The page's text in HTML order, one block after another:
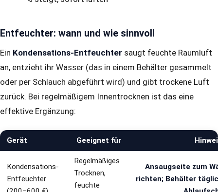
Entfeuchter: wann und wie sinnvoll
Ein Kondensations-Entfeuchter saugt feuchte Raumluft
an, entzieht ihr Wasser (das in einem Behälter gesammelt
oder per Schlauch abgeführt wird) und gibt trockene Luft
zurück. Bei regelmäßigem Innentrocknen ist das eine
effektive Ergänzung:
Gerät Geeignet für
Kondensations-
Entfeuchter
Regelmäßiges
Trocknen,
feuchte
Ansaugseite zum
richten; Behälter